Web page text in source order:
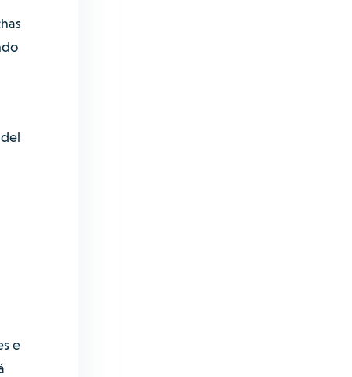
e